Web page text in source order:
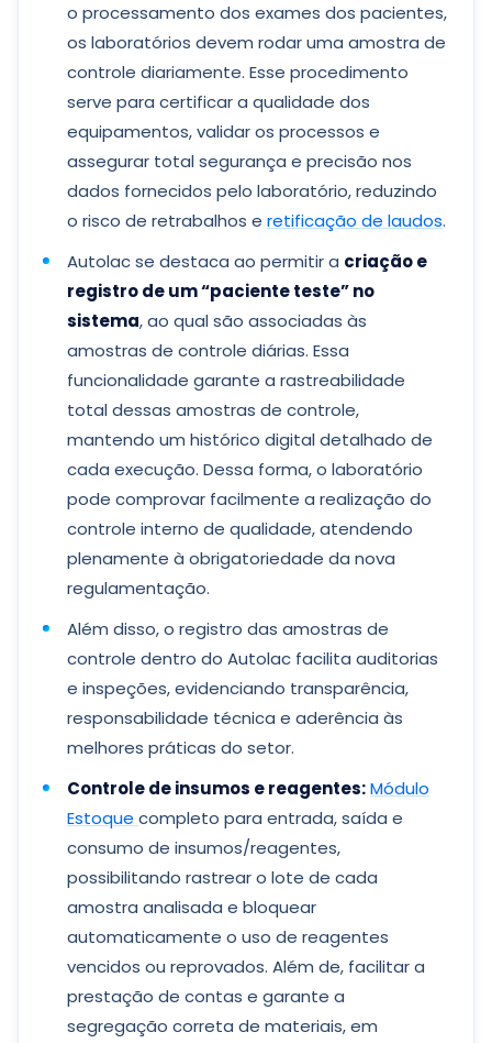
o processamento dos exames dos pacientes,
os laboratórios devem rodar uma amostra de
controle diariamente. Esse procedimento
serve para certificar a qualidade dos
equipamentos, validar os processos e
assegurar total segurança e precisão nos
dados fornecidos pelo laboratório, reduzindo
o risco de retrabalhos e retificação de laudos.
Autolac se destaca ao permitir a criação e
registro de um “paciente teste” no
sistema, ao qual são associadas às
amostras de controle diárias. Essa
funcionalidade garante a rastreabilidade
total dessas amostras de controle,
mantendo um histórico digital detalhado de
cada execução. Dessa forma, o laboratório
pode comprovar facilmente a realização do
controle interno de qualidade, atendendo
plenamente à obrigatoriedade da nova
regulamentação.
Além disso, o registro das amostras de
controle dentro do Autolac facilita auditorias
e inspeções, evidenciando transparência,
responsabilidade técnica e aderência às
melhores práticas do setor.
Controle de insumos e reagentes:Módulo
Estoque completo para entrada, saída e
consumo de insumos/reagentes,
possibilitando rastrear o lote de cada
amostra analisada e bloquear
automaticamente o uso de reagentes
vencidos ou reprovados. Além de, facilitar a
prestação de contas e garante a
segregação correta de materiais, em